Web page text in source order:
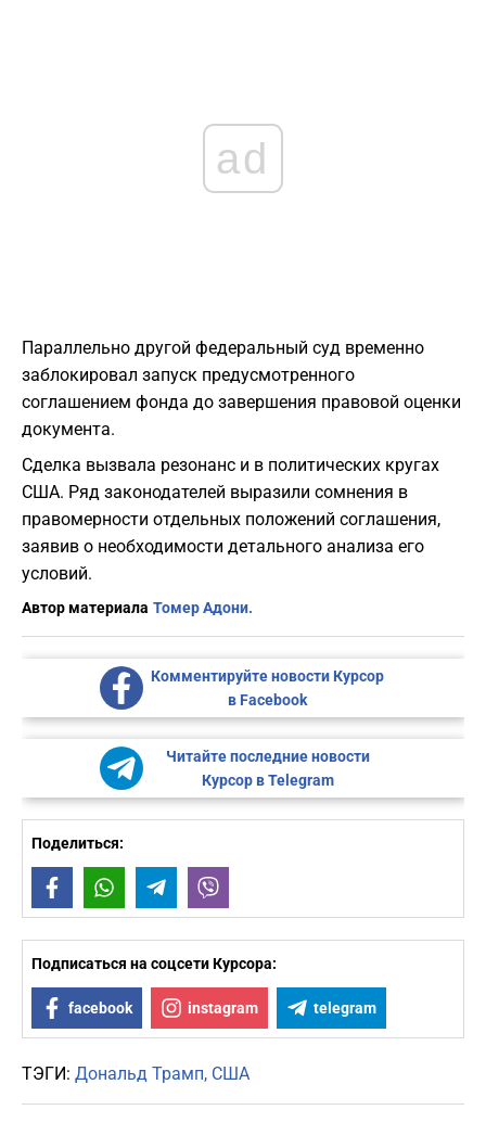
ad
Параллельно другой федеральный суд временно
заблокировал запуск предусмотренного
соглашением фонда до завершения правовой оценки
документа.
Сделка вызвала резонанс и в политических кругах
США. Ряд законодателей выразили сомнения в
правомерности отдельных положений соглашения,
заявив о необходимости детального анализа его
условий.
Автор материала Томер Адони.
Комментируйте новости Курсор
в Facebook
Читайте последние новости
Курсор в Telegram
Поделиться:
FacebookWhatsAppTelegram
Подписаться на соцсети Курсора:
facebook instagram telegram
ТЭГИ: Дональд Трамп США